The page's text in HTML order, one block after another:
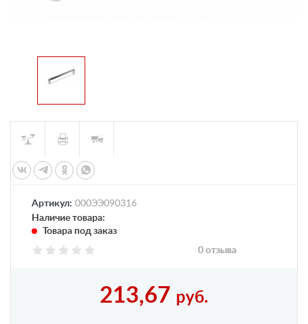
Артикул: 000ЭЭ090316
Наличие товара:
Товара под заказ
0 отзыва
213,67 руб.